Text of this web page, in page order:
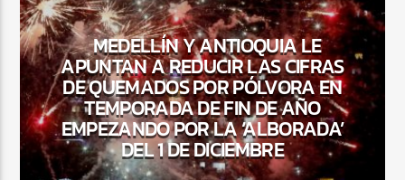
MEDELLÍN Y ANTIOQUIA LE
APUNTAN A REDUCIR LAS CIFRAS
DE QUEMADOS POR PÓLVORA EN
TEMPORADA DE FIN DE AÑO
EMPEZANDO POR LA ‘ALBORADA’
DEL 1 DE DICIEMBRE